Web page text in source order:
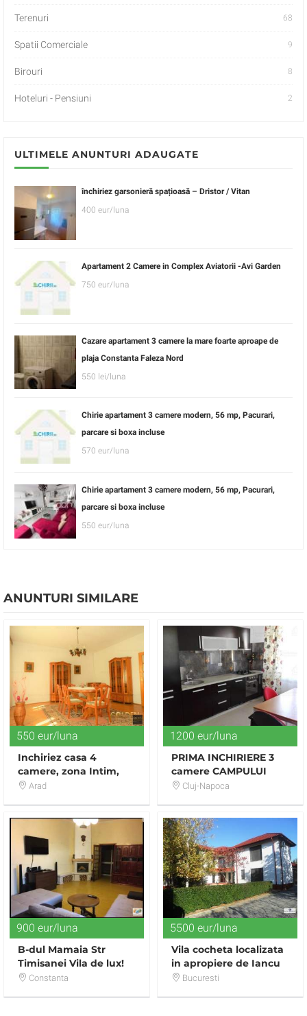
Terenuri 68
Spatii Comerciale 9
Birouri 8
Hoteluri - Pensiuni 2
ULTIMELE ANUNTURI ADAUGATE
închiriez garsonieră spațioasă – Dristor / Vitan
400 eur/luna
Apartament 2 Camere in Complex Aviatorii -Avi Garden
750 eur/luna
Cazare apartament 3 camere la mare foarte aproape de
plaja Constanta Faleza Nord
550 lei/luna
Chirie apartament 3 camere modern, 56 mp, Pacurari,
parcare si boxa incluse
570 eur/luna
Chirie apartament 3 camere modern, 56 mp, Pacurari,
parcare si boxa incluse
550 eur/luna
ANUNTURI SIMILARE
550 eur/luna
Inchiriez casa 4
camere, zona Intim,
suprafata 335 mp
Arad
1200 eur/luna
PRIMA INCHIRIERE 3
camere CAMPULUI
Cluj-Napoca
900 eur/luna
B-dul Mamaia Str
Timisanei Vila de lux!
Constanta
5500 eur/luna
Vila cocheta localizata
in apropiere de Iancu
Nicolae
Bucuresti